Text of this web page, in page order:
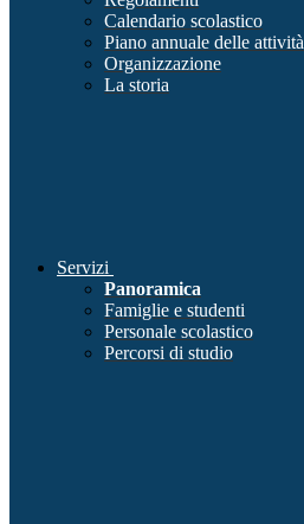
Calendario scolastico
Piano annuale delle attività
Organizzazione
La storia
Servizi
Panoramica
Famiglie e studenti
Personale scolastico
Percorsi di studio